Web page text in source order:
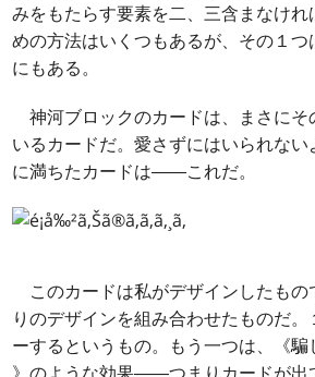
みをもたらす要素を二、三含まなけれ
めの方法はいくつもあるが、その１
にもある。
神河ブロックのカードは、まさにそ
いるカードだ。愛さずにはいられな
に満ちたカードは――これだ。
このカードは私がデザインしたもの
りのデザインを組み合わせたものだ
ーするというもの。もう一つは、《